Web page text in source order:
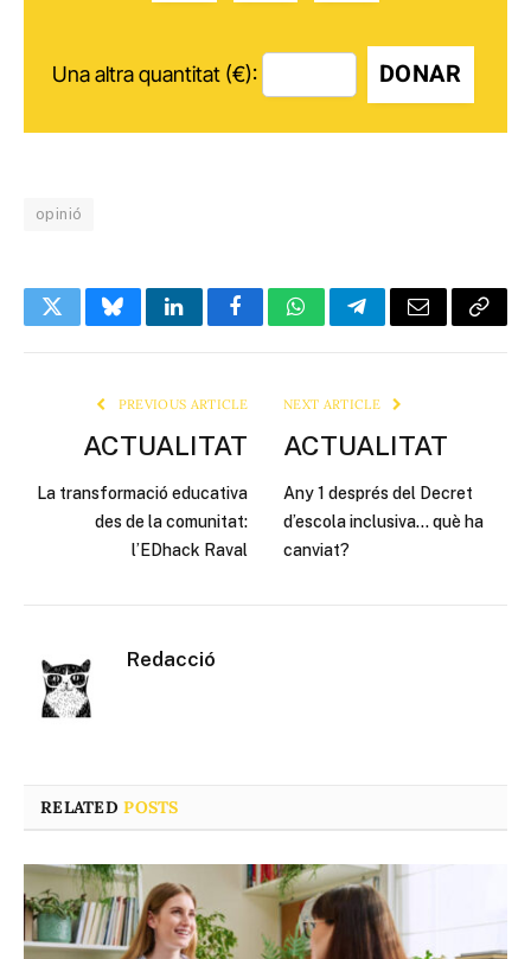
Una altra quantitat (€): DONAR
opinió
TwitterBlueskyLinkedInFacebookWhatsAppTelegramEmail Copy
PREVIOUS ARTICLE
ACTUALITAT
La transformació educativa
des de la comunitat:
l’EDhack Raval
NEXT ARTICLE
ACTUALITAT
Any 1 després del Decret
d’escola inclusiva… què ha
canviat?
Redacció
RELATEDPOSTS